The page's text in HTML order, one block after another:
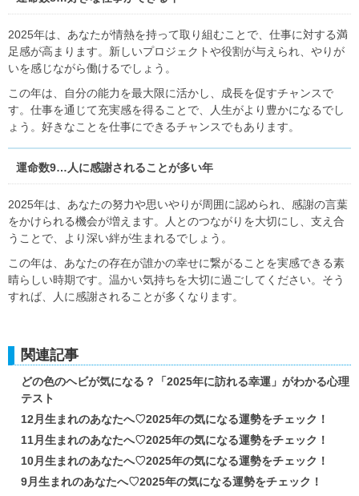
2025年は、あなたが情熱を持って取り組むことで、仕事に対する満
足感が高まります。新しいプロジェクトや役割が与えられ、やりが
いを感じながら働けるでしょう。
この年は、自分の能力を最大限に活かし、成長を促すチャンスで
す。仕事を通じて充実感を得ることで、人生がより豊かになるでし
ょう。好きなことを仕事にできるチャンスでもあります。
運命数9…人に感謝されることが多い年
2025年は、あなたの努力や思いやりが周囲に認められ、感謝の言葉
をかけられる機会が増えます。人とのつながりを大切にし、支え合
うことで、より深い絆が生まれるでしょう。
この年は、あなたの存在が誰かの幸せに繋がることを実感できる素
晴らしい時期です。温かい気持ちを大切に過ごしてください。そう
すれば、人に感謝されることが多くなります。
関連記事
どの色のヘビが気になる？「2025年に訪れる幸運」がわかる心理
テスト
12月生まれのあなたへ♡2025年の気になる運勢をチェック！
11月生まれのあなたへ♡2025年の気になる運勢をチェック！
10月生まれのあなたへ♡2025年の気になる運勢をチェック！
9月生まれのあなたへ♡2025年の気になる運勢をチェック！